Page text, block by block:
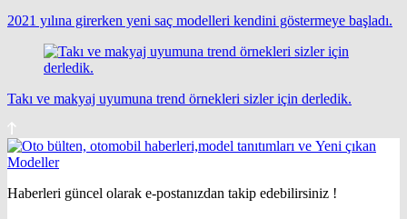
2021 yılına girerken yeni saç modelleri kendini göstermeye başladı.
Takı ve makyaj uyumuna trend örnekleri sizler için derledik.
Haberleri güncel olarak e-postanızdan takip edebilirsiniz !